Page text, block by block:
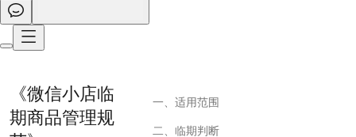
《微信小店临
期商品管理规
一、适用范围
二、临期判断